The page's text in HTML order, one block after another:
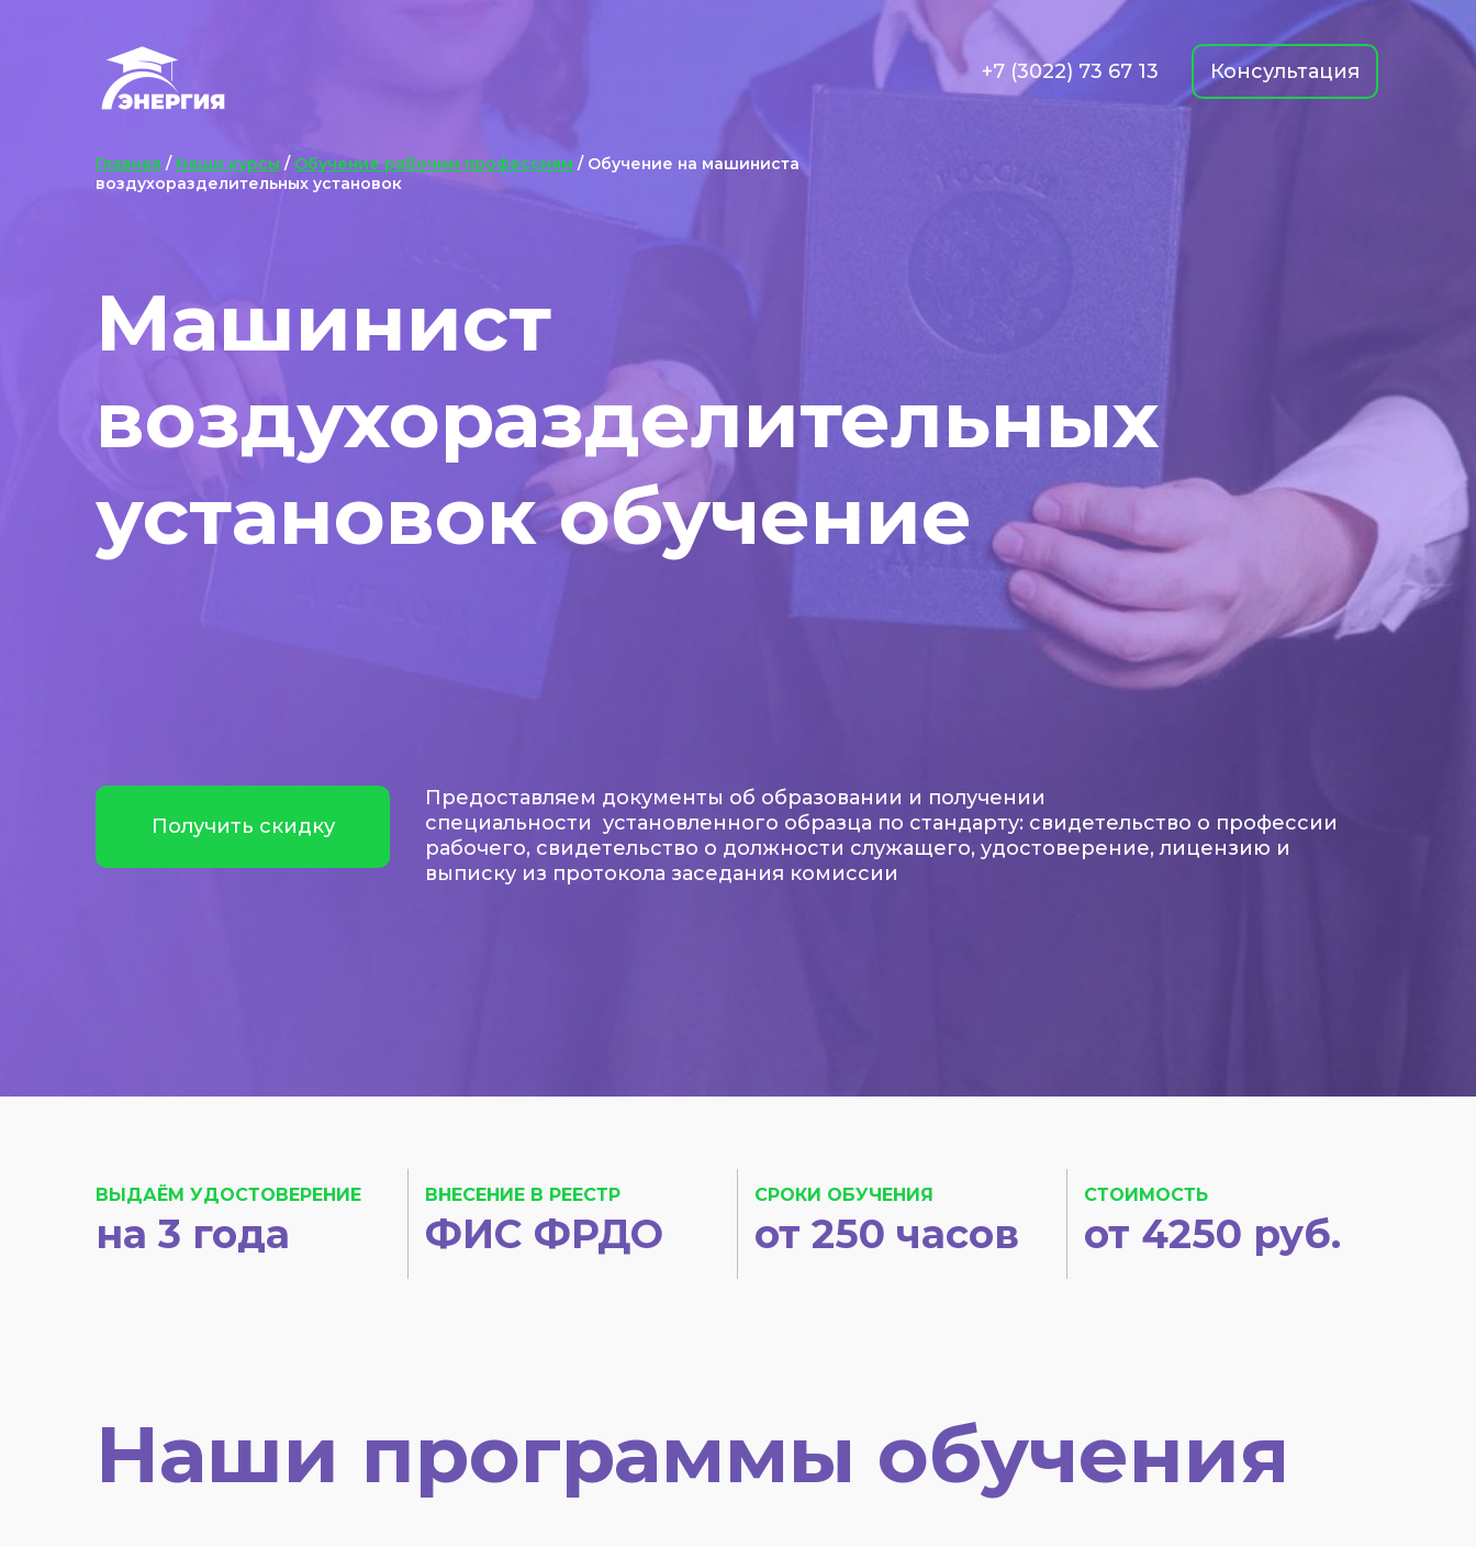
Машинист
воздухоразделительных
установок обучение
Предоставляем документы об образовании и получении
специальности установленного образца по стандарту: свидетельство о профессии
рабочего, свидетельство о должности служащего, удостоверение, лицензию и
выписку из протокола заседания комиссии
+7 (3022) 73 67 13 Консультация
Получить скидку
Главная / Наши курсы / Обучение рабочим профессиям / Обучение на машиниста
воздухоразделительных установок
ВЫДАЁМ УДОСТОВЕРЕНИЕ
на 3 года
ВНЕСЕНИЕ В РЕЕСТР
ФИС ФРДО
СРОКИ ОБУЧЕНИЯ СТОИМОСТЬ
от 250 часов от 4250 руб.
Наши программы обучения